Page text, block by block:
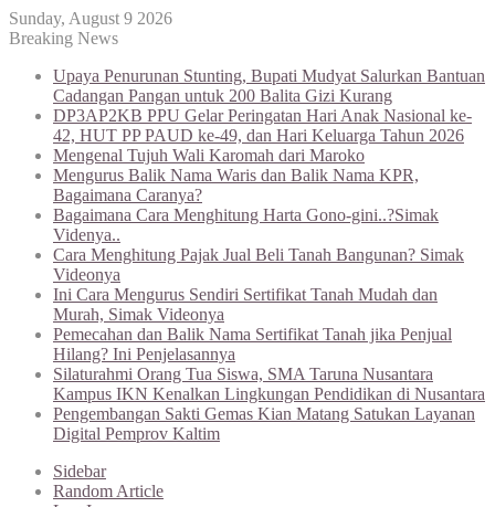
Sunday, August 9 2026
Breaking News
Upaya Penurunan Stunting, Bupati Mudyat Salurkan Bantuan
Cadangan Pangan untuk 200 Balita Gizi Kurang
DP3AP2KB PPU Gelar Peringatan Hari Anak Nasional ke-
42, HUT PP PAUD ke-49, dan Hari Keluarga Tahun 2026
Mengenal Tujuh Wali Karomah dari Maroko
Mengurus Balik Nama Waris dan Balik Nama KPR,
Bagaimana Caranya?
Bagaimana Cara Menghitung Harta Gono-gini..?Simak
Videnya..
Cara Menghitung Pajak Jual Beli Tanah Bangunan? Simak
Videonya
Ini Cara Mengurus Sendiri Sertifikat Tanah Mudah dan
Murah, Simak Videonya
Pemecahan dan Balik Nama Sertifikat Tanah jika Penjual
Hilang? Ini Penjelasannya
Silaturahmi Orang Tua Siswa, SMA Taruna Nusantara
Kampus IKN Kenalkan Lingkungan Pendidikan di Nusantara
Pengembangan Sakti Gemas Kian Matang Satukan Layanan
Digital Pemprov Kaltim
Sidebar
Random Article